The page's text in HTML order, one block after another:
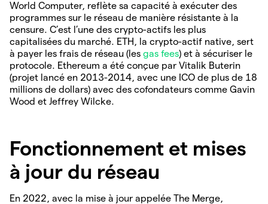
World Computer, reflète sa capacité à exécuter des
programmes sur le réseau de manière résistante à la
censure. C’est l’une des crypto-actifs les plus
capitalisées du marché. ETH, la crypto-actif native, sert
à payer les frais de réseau (les gas fees) et à sécuriser le
protocole. Ethereum a été conçue par Vitalik Buterin
(projet lancé en 2013-2014, avec une ICO de plus de 18
millions de dollars) avec des cofondateurs comme Gavin
Wood et Jeffrey Wilcke.
Fonctionnement et mises
à jour du réseau
En 2022, avec la mise à jour appelée The Merge,